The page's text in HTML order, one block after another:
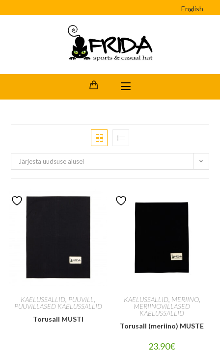
English
Järjesta uudsuse alusel
KAELUSSALLID PUUVILL
PUUVILLASED KAELUSSALLID
Torusall MUSTI
KAELUSSALLID, MERIINO,
MERIINOVILLASED
KAELUSSALLID
Torusall (meriino) MUSTE
23.90€